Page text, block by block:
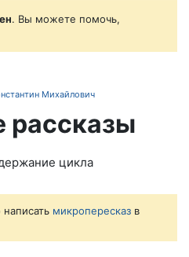
. Вы можете помочь,
Михайлович
рассказы
цикла
микропересказ в